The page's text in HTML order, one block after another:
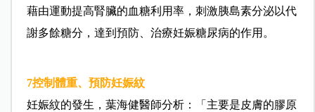
藉由運動提高腎臟的血糖利用率，刺激胰島素分泌以代
謝多餘糖分，達到預防、治療妊娠糖尿病的作用。
7控制體重、預防妊娠紋
妊娠紋的發生，葉海健醫師分析：「主要是皮膚的膠原